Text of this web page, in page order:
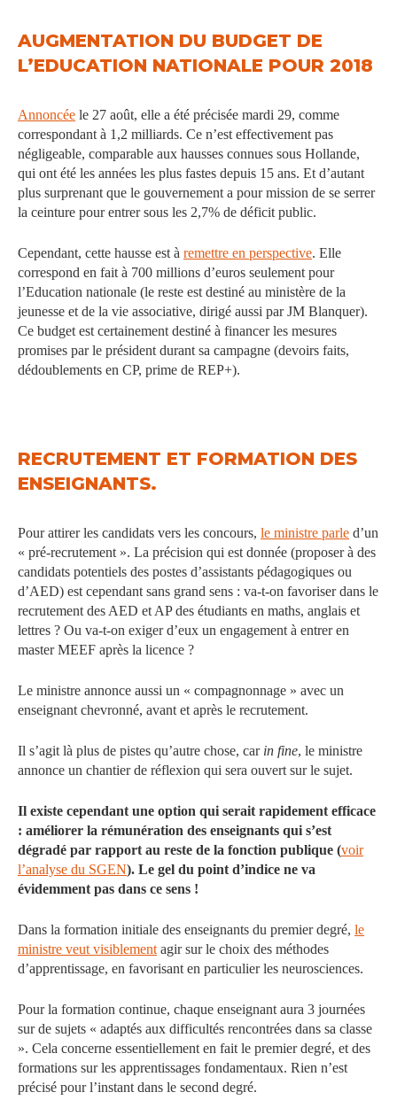
AUGMENTATION DU BUDGET DE
L’EDUCATION NATIONALE POUR 2018
Annoncée le 27 août, elle a été précisée mardi 29, comme
correspondant à 1,2 milliards. Ce n’est effectivement pas
négligeable, comparable aux hausses connues sous Hollande,
qui ont été les années les plus fastes depuis 15 ans. Et d’autant
plus surprenant que le gouvernement a pour mission de se serrer
la ceinture pour entrer sous les 2,7% de déficit public.
Cependant, cette hausse est à remettre en perspective. Elle
correspond en fait à 700 millions d’euros seulement pour
l’Education nationale (le reste est destiné au ministère de la
jeunesse et de la vie associative, dirigé aussi par JM Blanquer).
Ce budget est certainement destiné à financer les mesures
promises par le président durant sa campagne (devoirs faits,
dédoublements en CP, prime de REP+).
RECRUTEMENT ET FORMATION DES
ENSEIGNANTS.
Pour attirer les candidats vers les concours, le ministre parle d’un
« pré-recrutement ». La précision qui est donnée (proposer à des
candidats potentiels des postes d’assistants pédagogiques ou
d’AED) est cependant sans grand sens : va-t-on favoriser dans le
recrutement des AED et AP des étudiants en maths, anglais et
lettres ? Ou va-t-on exiger d’eux un engagement à entrer en
master MEEF après la licence ?
Le ministre annonce aussi un « compagnonnage » avec un
enseignant chevronné, avant et après le recrutement.
Il s’agit là plus de pistes qu’autre chose, car in fine, le ministre
annonce un chantier de réflexion qui sera ouvert sur le sujet.
Il existe cependant une option qui serait rapidement efficace
: améliorer la rémunération des enseignants qui s’est
dégradé par rapport au reste de la fonction publique (voir
l’analyse du SGEN). Le gel du point d’indice ne va
évidemment pas dans ce sens !
Dans la formation initiale des enseignants du premier degré, le
ministre veut visiblement agir sur le choix des méthodes
d’apprentissage, en favorisant en particulier les neurosciences.
Pour la formation continue, chaque enseignant aura 3 journées
sur de sujets « adaptés aux difficultés rencontrées dans sa classe
». Cela concerne essentiellement en fait le premier degré, et des
formations sur les apprentissages fondamentaux. Rien n’est
précisé pour l’instant dans le second degré.